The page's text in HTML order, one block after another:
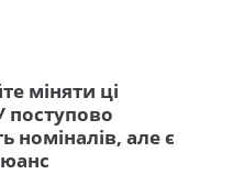
міняти ці
номіналів, але є